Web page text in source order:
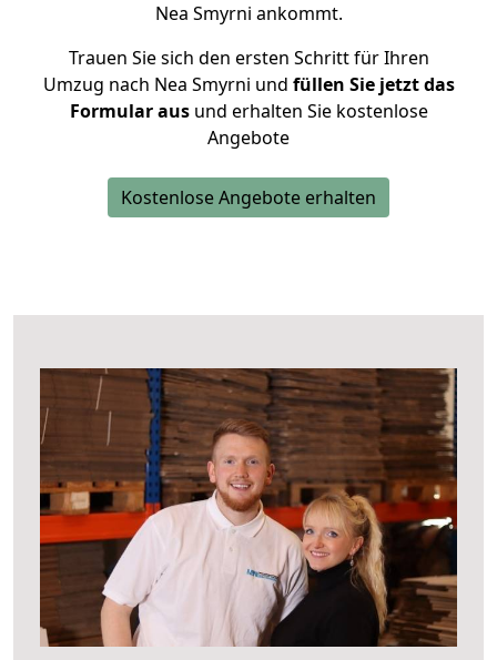
Nea Smyrni ankommt.
Trauen Sie sich den ersten Schritt für Ihren
Umzug nach Nea Smyrni und füllen Sie jetzt das
Formular ausund erhalten Sie kostenlose
Angebote
Kostenlose Angebote erhalten